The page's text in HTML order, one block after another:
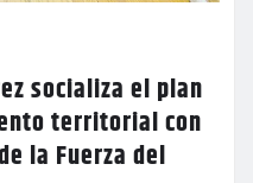
socializa el plan
territorial con
la Fuerza del